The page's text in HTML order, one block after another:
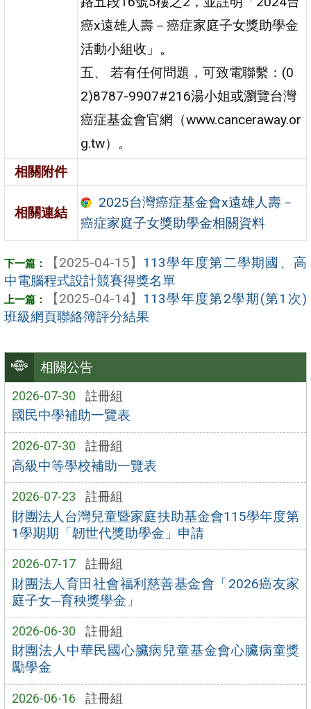
相關公告
2026-07-30 註冊組
國民中學補助一覽表
2026-07-30 註冊組
高級中等學校補助一覽表
2026-07-23 註冊組
財團法人台灣兒童暨家庭扶助基金會115學年度第
1學期期「韌世代獎助學金」申請
2026-07-17 註冊組
財團法人育田社會福利慈善基金會「2026癌友家
庭子女─育秧獎學金」
2026-06-30 註冊組
財團法人中華民國心臟病兒童基金會心臟病童獎
勵學金
2026-06-16 註冊組
癌x遠雄人壽－癌症家庭子女獎助學金
活動小組收」。
五、 若有任何問題，可致電聯繫：(0
2)8787-9907#216湯小姐或瀏覽台灣
癌症基金會官網（www.canceraway.or
g.tw）。
相關附件
相關連結
2025台灣癌症基金會x遠雄人壽－
癌症家庭子女獎助學金相關資料
【2025-04-15】 113學年度第二學期國、高
中電腦程式設計競賽得獎名單
【2025-04-14】 113學年度第2學期(第1次)
班級網頁聯絡簿評分結果